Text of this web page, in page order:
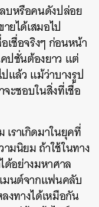
ลบหรือคนดังปล่อย
ยได้เสมอไป
เชื่อจริงๆ ก่อนหน้า
ปชั่นต้องยาว แต่
ปแล้ว แม้ว่าบางรูป
ะชอบในสิ่งที่เชื่อ
เราเกิดมาในยุคที่
มนิยม ถ้าใช้ในทาง
ด้อย่างมหาศาล
มนต์จากแฟนคลับ
งทางได้เหมือกัน